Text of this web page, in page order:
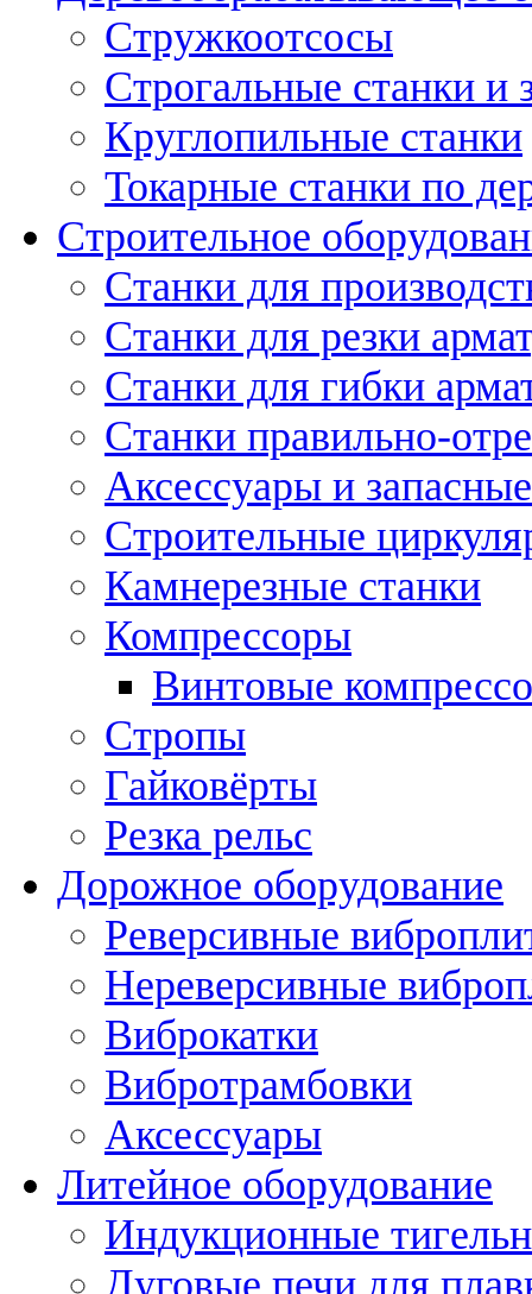
Стружкоотсосы
Строгальные станки и
Круглопильные станки
Токарные станки по
Строительное
Станки для
Станки для резки
Станки для гибки
Станки правильно-
Аксессуары и
Строительные
Камнерезные станки
Компрессоры
Винтовые
Стропы
Гайковёрты
Резка рельс
Дорожное оборудование
Реверсивные
Нереверсивные
Виброкатки
Вибротрамбовки
Аксессуары
Литейное оборудование
Индукционные
Дуговые печи для